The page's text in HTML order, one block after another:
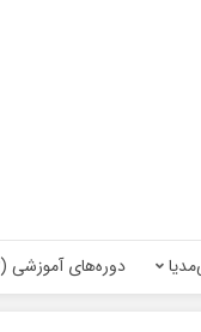
دوره‌های آموزشی (Udemy)